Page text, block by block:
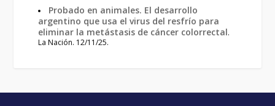
Probado en animales. El desarrollo
argentino que usa el virus del resfrío para
eliminar la metástasis de cáncer colorrectal.
La Nación. 12/11/25.